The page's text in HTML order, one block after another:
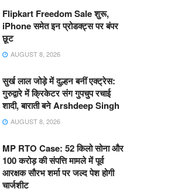
Flipkart Freedom Sale शुरू,
iPhone समेत इन प्रोडक्ट्स पर बंपर
छूट
AUGUST 8, 2026
सुर्ख लाल जोड़े में दुल्हन बनीं एक्ट्रेस:
गुरुद्वारे में क्रिकेटर संग गुपचुप रचाई
शादी, बाराती बने Arshdeep Singh
AUGUST 8, 2026
MP RTO Case: 52 किलो सोना और
100 करोड़ की संपत्ति मामले में पूर्व
आरक्षक सौरभ शर्मा पर जल्द पेश होगी
चार्जशीट